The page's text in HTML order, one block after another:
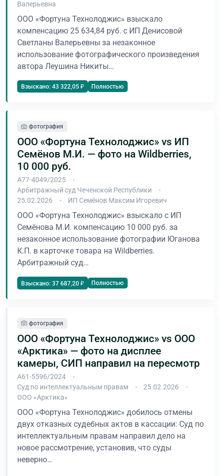
Валерьевна
ООО «Фортуна Технолоджис» взыскало
компенсацию 25 634,84 руб. с ИП Денисовой
Светланы Валерьевны за незаконное
использование фотографического произведения
автора Леушина Никиты…
Взыскано: 43 322,05 ₽ Полностью
фотография
ООО «Фортуна Технолоджис» vs ИП
Семёнов М.И. — фото на Wildberries,
10 000 руб.
А77-4049/2025
Арбитражный суд Чеченской Республики
25.02.2026
ИП Семёнов Максим Игоревич
ООО «Фортуна Технолоджис» взыскало с ИП
Семёнова М.И. компенсацию 10 000 руб. за
незаконное использование фотографии Юганова
К.П. в карточке товара на Wildberries.
Арбитражный суд…
Взыскано: 37 687,20 ₽ Полностью
фотография
ООО «Фортуна Технолоджис» vs ООО
«Арктика» — фото на дисплее
камеры, СИП направил на пересмотр
А61-5596/2024
Суд по интеллектуальным правам
25.02.2026
ООО «Арктика»
ООО «Фортуна Технолоджис» добилось отмены
двух отказных судебных актов в кассации: Суд по
интеллектуальным правам направил дело на
новое рассмотрение, установив, что суды
неверно…